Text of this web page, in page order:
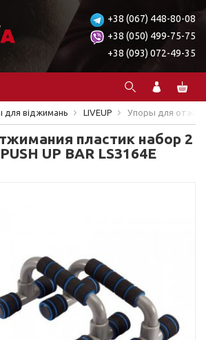
+38 (067) 448-80-08
+38 (050) 499-75-75
+38 (093) 072-49-35
для віджимань LIVEUP Упоры для
пластик набор 2
UP BAR LS3164E